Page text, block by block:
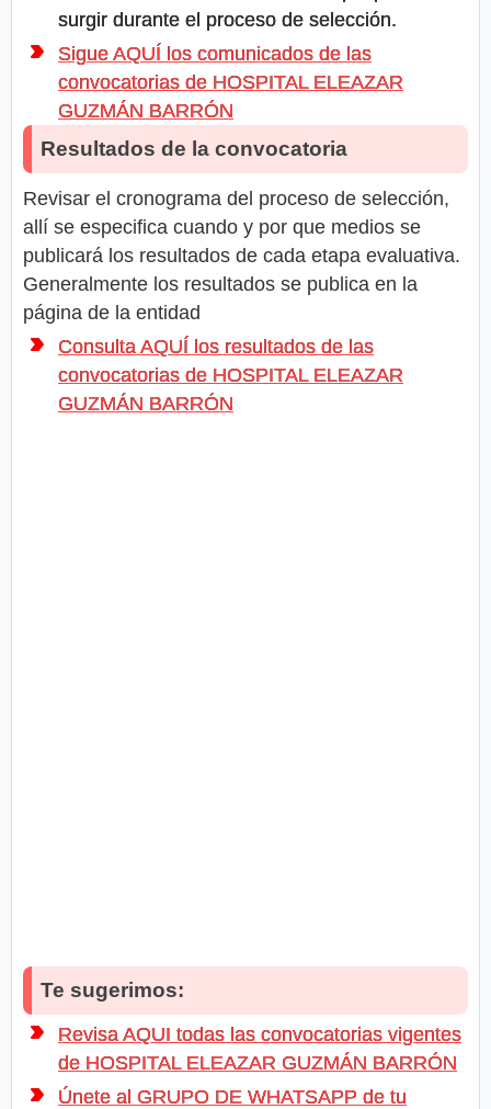
surgir durante el proceso de selección.
Sigue AQUÍ los comunicados de las
convocatorias de HOSPITAL ELEAZAR
GUZMÁN BARRÓN
Resultados de la convocatoria
Revisar el cronograma del proceso de selección,
allí se especifica cuando y por que medios se
publicará los resultados de cada etapa evaluativa.
Generalmente los resultados se publica en la
página de la entidad
Consulta AQUÍ los resultados de las
convocatorias de HOSPITAL ELEAZAR
GUZMÁN BARRÓN
Te sugerimos:
Revisa AQUI todas las convocatorias vigentes
de HOSPITAL ELEAZAR GUZMÁN BARRÓN
Únete al GRUPO DE WHATSAPP de tu